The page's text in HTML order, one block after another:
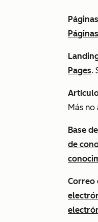
Pages.
Más no
Base
de
Correo